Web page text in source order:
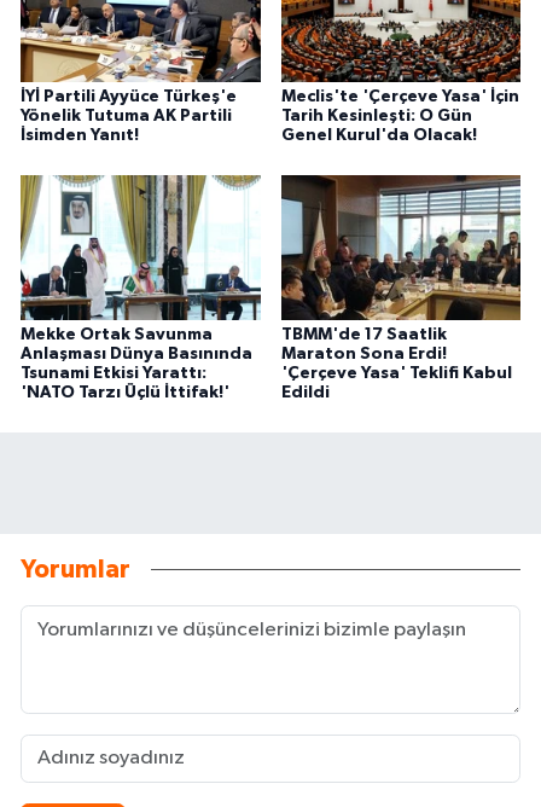
İYİ Partili Ayyüce Türkeş'e
Yönelik Tutuma AK Partili
İsimden Yanıt!
Meclis'te 'Çerçeve Yasa' İçin
Tarih Kesinleşti: O Gün
Genel Kurul'da Olacak!
Mekke Ortak Savunma
Anlaşması Dünya Basınında
Tsunami Etkisi Yarattı:
'NATO Tarzı Üçlü İttifak!'
TBMM'de 17 Saatlik
Maraton Sona Erdi!
'Çerçeve Yasa' Teklifi Kabul
Edildi
Yorumlar